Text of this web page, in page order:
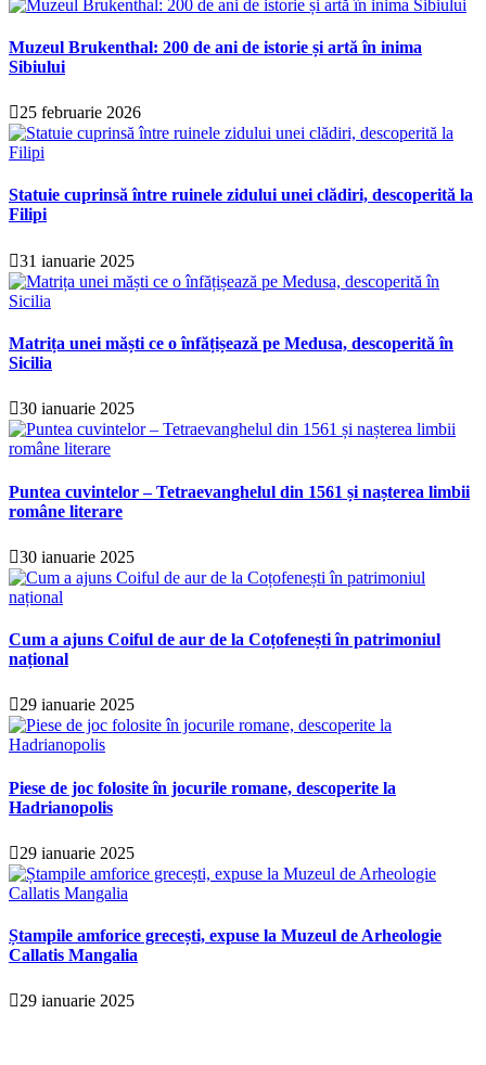
Muzeul Brukenthal: 200 de ani de istorie și artă în inima
Sibiului
25 februarie 2026
Statuie cuprinsă între ruinele zidului unei clădiri, descoperită la
Filipi
31 ianuarie 2025
Matrița unei măști ce o înfățișează pe Medusa, descoperită în
Sicilia
30 ianuarie 2025
Puntea cuvintelor – Tetraevanghelul din 1561 și nașterea limbii
române literare
30 ianuarie 2025
Cum a ajuns Coiful de aur de la Coțofenești în patrimoniul
național
29 ianuarie 2025
Piese de joc folosite în jocurile romane, descoperite la
Hadrianopolis
29 ianuarie 2025
Ștampile amforice grecești, expuse la Muzeul de Arheologie
Callatis Mangalia
29 ianuarie 2025